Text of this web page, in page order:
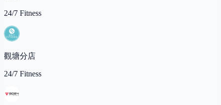
24/7 Fitness
觀塘分店
24/7 Fitness